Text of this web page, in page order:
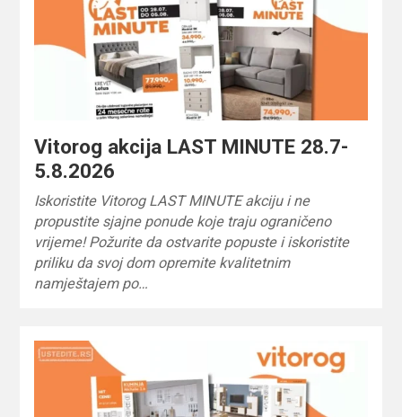
Vitorog akcija LAST MINUTE 28.7-
5.8.2026
Iskoristite Vitorog LAST MINUTE akciju i ne
propustite sjajne ponude koje traju ograničeno
vrijeme! Požurite da ostvarite popuste i iskoristite
priliku da svoj dom opremite kvalitetnim
namještajem po…